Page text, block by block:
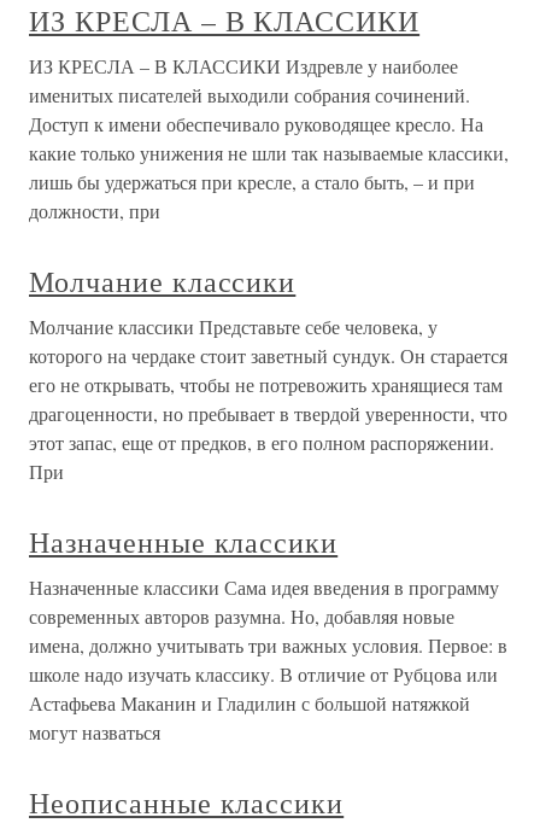
ИЗ КРЕСЛА – В КЛАССИКИ
ИЗ КРЕСЛА – В КЛАССИКИ Издревле у наиболее
именитых писателей выходили собрания сочинений.
Доступ к имени обеспечивало руководящее кресло. На
какие только унижения не шли так называемые классики,
лишь бы удержаться при кресле, а стало быть, – и при
должности, при
Молчание классики
Молчание классики Представьте себе человека, у
которого на чердаке стоит заветный сундук. Он старается
его не открывать, чтобы не потревожить хранящиеся там
драгоценности, но пребывает в твердой уверенности, что
этот запас, еще от предков, в его полном распоряжении.
При
Назначенные классики
Назначенные классики Сама идея введения в программу
современных авторов разумна. Но, добавляя новые
имена, должно учитывать три важных условия. Первое: в
школе надо изучать классику. В отличие от Рубцова или
Астафьева Маканин и Гладилин с большой натяжкой
могут назваться
Неописанные классики